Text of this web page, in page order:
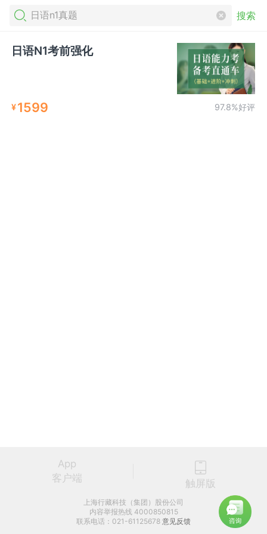
搜索
日语N1考前强化
¥1599 97.8%好评
App
客户端
触屏版
上海行藏科技（集团）股份公司
内容举报热线 4000850815
联系电话：021-61125678 意见反馈